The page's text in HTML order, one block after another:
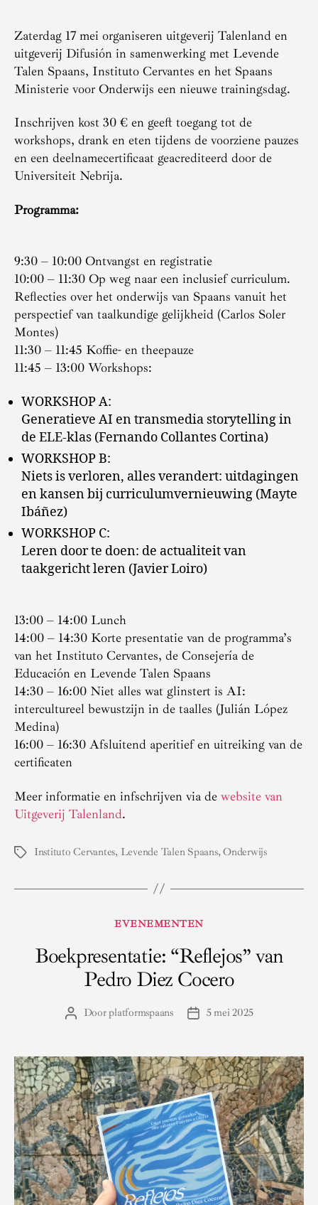
Zaterdag 17 mei organiseren uitgeverij Talenland en
uitgeverij Difusión in samenwerking met Levende
Talen Spaans, Instituto Cervantes en het Spaans
Ministerie voor Onderwijs een nieuwe trainingsdag.
Inschrijven kost 30 € en geeft toegang tot de
workshops, drank en eten tijdens de voorziene pauzes
en een deelnamecertificaat geacrediteerd door de
Universiteit Nebrija.
Programma:
9:30 – 10:00 Ontvangst en registratie
10:00 – 11:30 Op weg naar een inclusief curriculum.
Reflecties over het onderwijs van Spaans vanuit het
perspectief van taalkundige gelijkheid (Carlos Soler
Montes)
11:30 – 11:45 Koffie- en theepauze
11:45 – 13:00 Workshops:
WORKSHOP A:
Generatieve AI en transmedia storytelling in
de ELE-klas (Fernando Collantes Cortina)
WORKSHOP B:
Niets is verloren, alles verandert: uitdagingen
en kansen bij curriculumvernieuwing (Mayte
Ibáñez)
WORKSHOP C:
Leren door te doen: de actualiteit van
taakgericht leren (Javier Loiro)
13:00 – 14:00 Lunch
14:00 – 14:30 Korte presentatie van de programma’s
van het Instituto Cervantes, de Consejería de
Educación en Levende Talen Spaans
14:30 – 16:00 Niet alles wat glinstert is AI:
intercultureel bewustzijn in de taalles (Julián López
Medina)
16:00 – 16:30 Afsluitend aperitief en uitreiking van de
certificaten
Meer informatie en infschrijven via de website van
Uitgeverij Talenland.
Tags Instituto Cervantes, Levende Talen Spaans,Onderwijs
Categorieën
EVENEMENTEN
Boekpresentatie: “Reflejos” van
Pedro Diez Cocero
Berichtauteur
Doorplatformspaans Berichtdatum
5 mei 2025